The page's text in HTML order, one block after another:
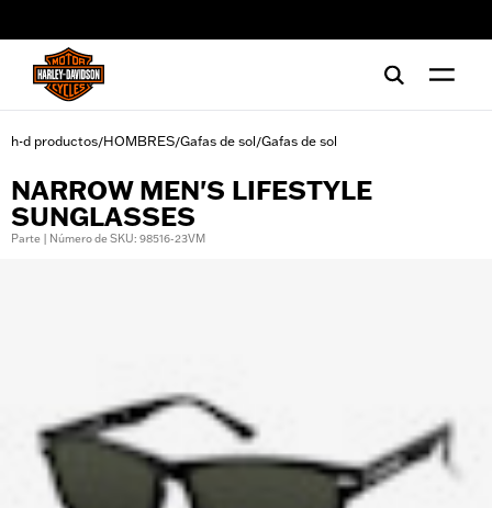
h-d productos/HOMBRES/Gafas de sol/Gafas de sol
NARROW MEN'S LIFESTYLE
SUNGLASSES
Parte | Número de SKU: 98516-23VM